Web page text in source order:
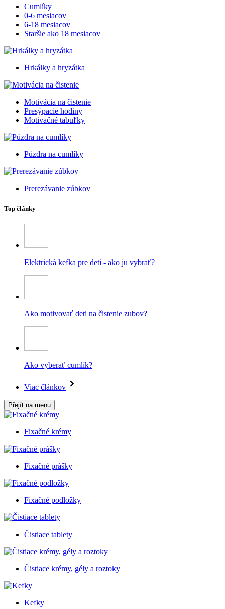
Cumlíky
0-6 mesiacov
6-18 mesiacov
Staršie ako 18 mesiacov
Hrkálky a hryzátka
Motivácia na čistenie
Presýpacie hodiny
Motivačné tabuľky
Púzdra na cumlíky
Prerezávanie zúbkov
Top články
Elektrická kefka pre deti - ako ju vybrať?
Ako motivovať deti na čistenie zubov?
Ako vyberať cumlík?
Viac článkov
Přejít na menu
Fixačné krémy
Fixačné prášky
Fixačné podložky
Čistiace tablety
Čistiace krémy, gély a roztoky
Kefky